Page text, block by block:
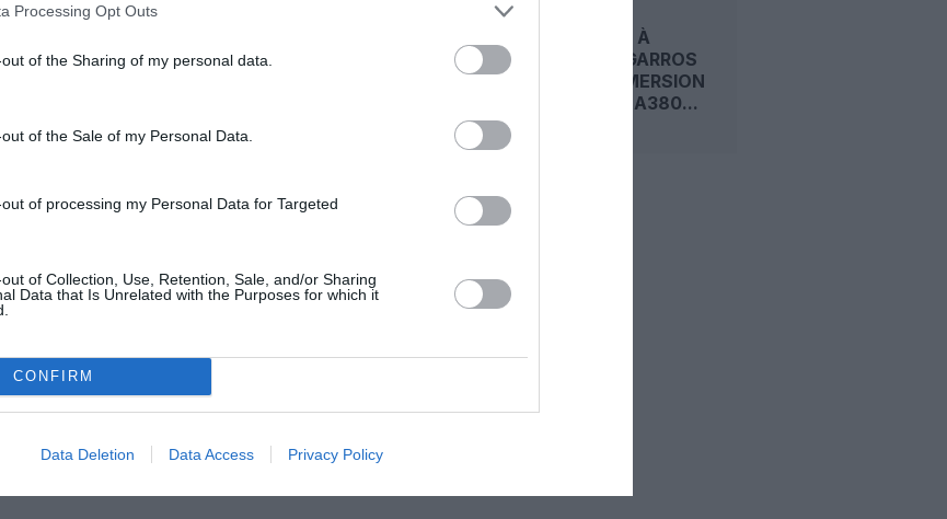
Processing Opt Outs
of the Sharing of my personal data.
of the Sale of my Personal Data.
of processing my Personal Data for Targeted
of Collection, Use, Retention, Sale, and/or Sharing
Data that Is Unrelated with the Purposes for which it
CONFIRM
Data Deletion Data Access Privacy Policy
L’étude rappelle que «
par rapport à 2019
des avis sur les vols, en lien avec des
ou la Rambla, où les pickpockets profitent
Storage cite la ville catalane comme
«
menaces pour les voyageurs : le vol à la
formes de fraude. Le rapport résume
espaces bondés, le braquage peut être plus
prix gonflés et faux guides jusqu’aux
au paiement».
au vol, Orlando arrive en tête pour les
» avec violence, avec 12,5% des
part la plus élevée de mentions de «
et de surfacturation pour les
EMIRATES À
ROLAND-GARROS
2026 : IMMERSION
PREMIUM, A380...